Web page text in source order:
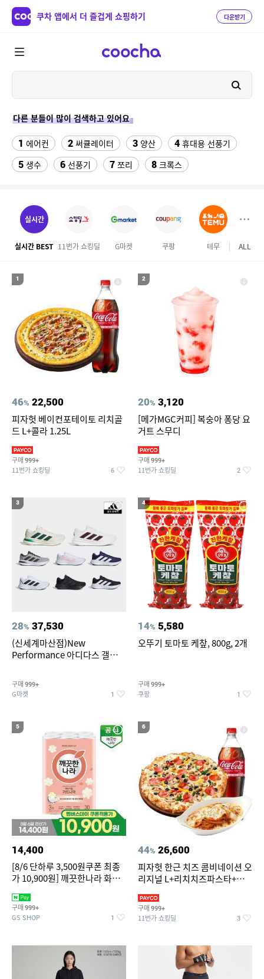
쿠차 앱에서 더 즐겁게 쇼핑하기 다운받기
다른 분들이 많이 검색하고 있어요
1 에어컨 2 써큘레이터 3 양산 4 휴대용 선풍기
5 생수 6 선풍기 7 쪼리 8 크록스
11 파라다이스 그레인
12 [블랑블랙]메쉬 로고 파우치 S [블랙] 메가커피
14 캘리클럽 15 7500f 4060 16 볼보 매트
슈퍼밀리언헤어
ALL
실시간
실시간 BEST 11번가 쇼킹딜 G마켓 쿠팡 테무 마이리
1
46% 22,500
피자헛 베이컨포테이토 리치골
드 L+콜라 1.25L
구매 999+
11번가 쇼킹딜 6
2
20% 3,120
[메가MGC커피] 복숭아 퐁당 요
거트 스무디
구매 999+
11번가 쇼킹딜 2
3
28% 37,530
(신세계마산점)New
Performance 아디다스 갤럭시
구매 999+
G마켓 1
4
14% 5,580
오뚜기 토마토 케챂, 800g, 2개
구매 999+
쿠팡 1
5
14,400
[8/6 단하루 3,500원쿠폰 최종
가 10,900원] 깨끗한나라 화장
롤
구매 999+
GS SHOP 1
6
44% 26,600
피자헛 한근 치즈 콤비네이션 오
리지널 L+리치치즈파스타+콜
구매 999+
11번가 쇼킹딜 3